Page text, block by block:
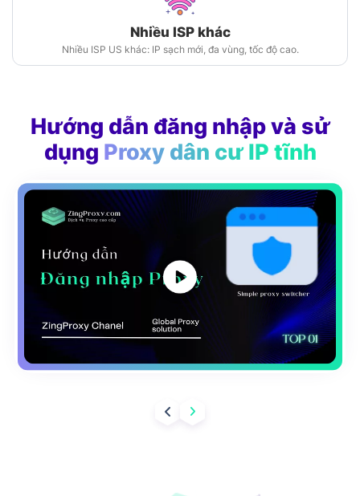
Nhiều ISP khác
Nhiều ISP US khác: IP sạch mới, đa vùng, tốc độ cao.
Hướng dẫn đăng nhập và sử
dụng Proxy dân cư IP tĩnh